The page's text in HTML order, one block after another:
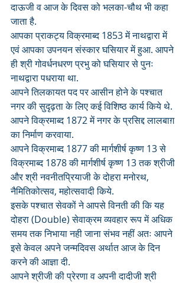
दाऊजी व आज के दिवस को भलका-चौथ भी कहा
जाता है.
आपका प्राकट्य विक्रमाब्द 1853 में नाथद्वारा में
एवं आपका उपनयन संस्कार घसियार में हुआ. आपने
ही श्री गोवर्धनधरण प्रभु को घसियार से पुनः
नाथद्वारा पधराया था.
आपने तिलकायत पद पर आसीन होने के पश्चात
नगर की सुदृढ़ता के लिए कई विशिष्ठ कार्य किये थे.
आपने विक्रमाब्द 1872 में नगर के प्रसिद्द लालबाग़
का निर्माण करवाया.
आपने विक्रमाब्द 1877 की मार्गशीर्ष कृष्ण 13 से
विक्रमाब्द 1878 की मार्गशीर्ष कृष्ण 13 तक श्रीजी
और श्री नवनीतप्रियाजी के दोहरा मनोरथ,
नैमितिकोत्सव, महोत्सवादी किये.
इसके पश्चात सेवकों ने आपसे विनती की कि यह
दोहरा (Double) सेवाक्रम व्यवहार रूप में अधिक
समय तक निभाया नही जाना संभव नहीं अतः आपने
इसे केवल अपने जन्मदिवस अर्थात आज के दिन
करने की आज्ञा दी.
आपने श्रीजी की प्रेरणा व अपनी दादीजी श्री